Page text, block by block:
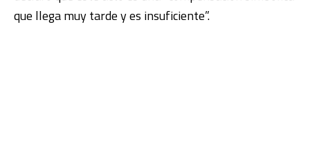
que llega muy tarde y es insuficiente”.